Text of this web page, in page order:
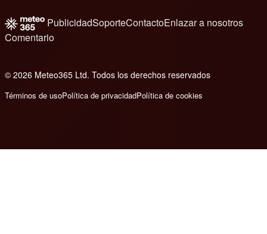
PublicidadSoporteContactoEnlazar a nosotros
Comentario
© 2026 Meteo365 Ltd. Todos los derechos reservados
Términos de usoPolítica de privacidadPolítica de cookies